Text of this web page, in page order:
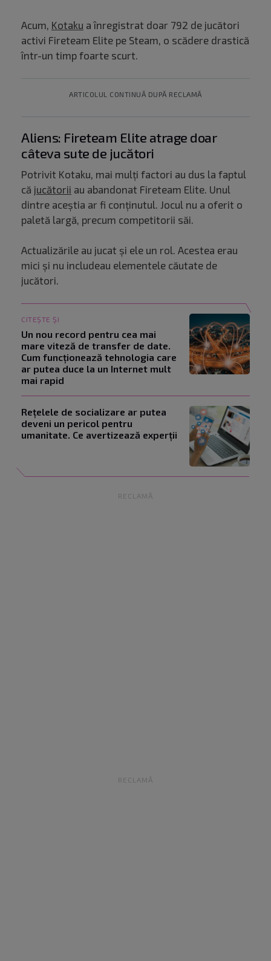
Acum, Kotaku a înregistrat doar 792 de jucători
activi Fireteam Elite pe Steam, o scădere drastică
într-un timp foarte scurt.
ARTICOLUL CONTINUĂ DUPĂ RECLAMĂ
Aliens: Fireteam Elite atrage doar
câteva sute de jucători
Potrivit Kotaku, mai mulți factori au dus la faptul
că jucătorii au abandonat Fireteam Elite. Unul
dintre aceștia ar fi conținutul. Jocul nu a oferit o
paletă largă, precum competitorii săi.
Actualizările au jucat și ele un rol. Acestea erau
mici și nu includeau elementele căutate de
jucători.
CITEȘTE ȘI
Un nou record pentru cea mai
mare viteză de transfer de date.
Cum funcționează tehnologia care
ar putea duce la un Internet mult
mai rapid
Rețelele de socializare ar putea
deveni un pericol pentru
umanitate. Ce avertizează experții
RECLAMĂ
RECLAMĂ